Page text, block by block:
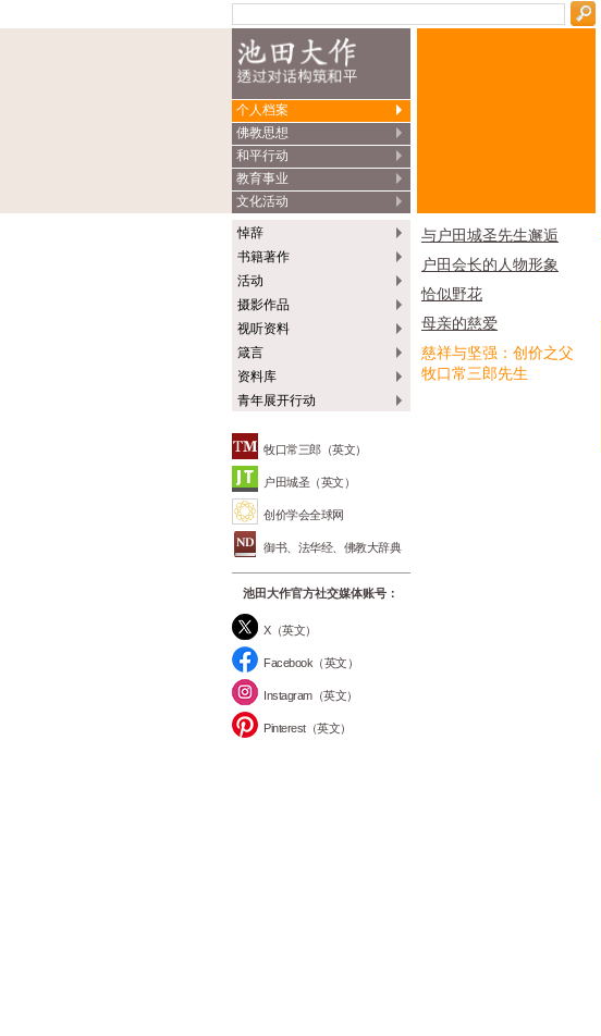
个人档案
佛教思想
和平行动
教育事业
文化活动
悼辞
书籍著作
活动
摄影作品
视听资料
箴言
资料库
青年展开行动
牧口常三郎（英文）
户田城圣（英文）
创价学会全球网
御书、法华经、佛教大辞典
池田大作官方社交媒体账号：
X（英文）
Facebook（英文）
Instagram（英文）
Pinterest（英文）
与户田城圣先生邂逅
户田会长的人物形象
恰似野花
母亲的慈爱
慈祥与坚强：创价之父
牧口常三郎先生